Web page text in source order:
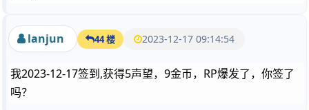
lanjun 44 楼 2023-12-17 09:14:54
我2023-12-17签到,获得5声望，9金币，RP爆发了，你签了
吗？